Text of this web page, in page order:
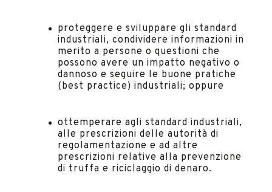
proteggere e sviluppare gli standard
industriali, condividere informazioni in
merito a persone o questioni che
possono avere un impatto negativo o
dannoso e seguire le buone pratiche
(best practice) industriali; oppure
ottemperare agli standard industriali,
alle prescrizioni delle autorità di
regolamentazione e ad altre
prescrizioni relative alla prevenzione
di truffa e riciclaggio di denaro.